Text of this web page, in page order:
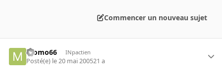
Commencer un nouveau sujet
momo66 INpactien
Posté(e) le 20 mai 200521 a